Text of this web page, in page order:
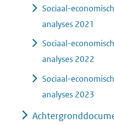
Sociaal-
analyses 2021
Sociaal-
analyses 2022
Sociaal-
analyses 2023